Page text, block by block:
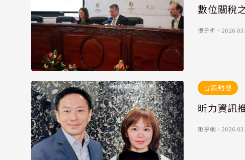
數位關稅
優分析 ．
台股動態
昕力資訊
鉅亨網 ．